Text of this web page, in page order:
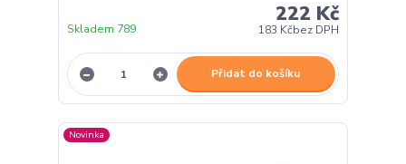
222 Kč
183 Kčbez DPH
Skladem 789
Přidat do košíku
Novinka